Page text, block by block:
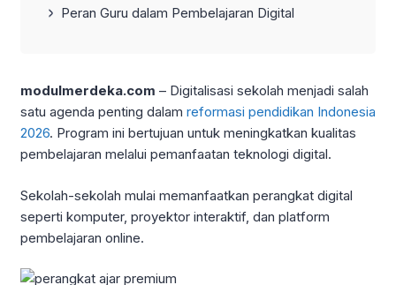
Peran Guru dalam Pembelajaran Digital
modulmerdeka.com – Digitalisasi sekolah menjadi salah
satu agenda penting dalam reformasi pendidikan Indonesia
2026. Program ini bertujuan untuk meningkatkan kualitas
pembelajaran melalui pemanfaatan teknologi digital.
Sekolah-sekolah mulai memanfaatkan perangkat digital
seperti komputer, proyektor interaktif, dan platform
pembelajaran online.